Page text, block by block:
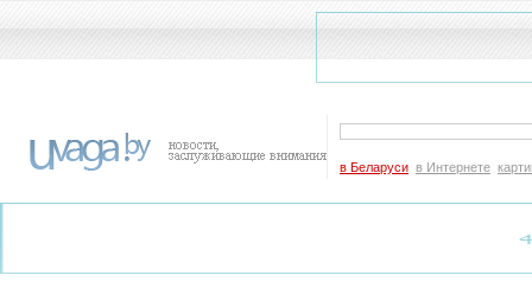
в Беларуси в Интернете